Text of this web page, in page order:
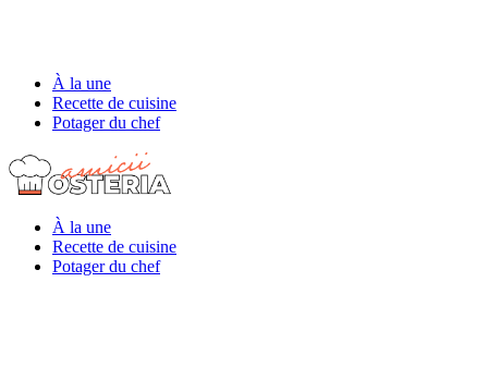
À la une
Recette de cuisine
Potager du chef
À la une
Recette de cuisine
Potager du chef